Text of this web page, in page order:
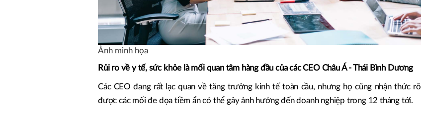
Ảnh minh họa
Rủi ro về y tế, sức khỏe là mối quan tâm hàng đầu của các CEO Châu Á - Thái Bình Dương
Các CEO đang rất lạc quan về tăng trưởng kinh tế toàn cầu, nhưng họ cũng nhận thức rõ
được các mối đe dọa tiềm ẩn có thể gây ảnh hưởng đến doanh nghiệp trong 12 tháng tới.